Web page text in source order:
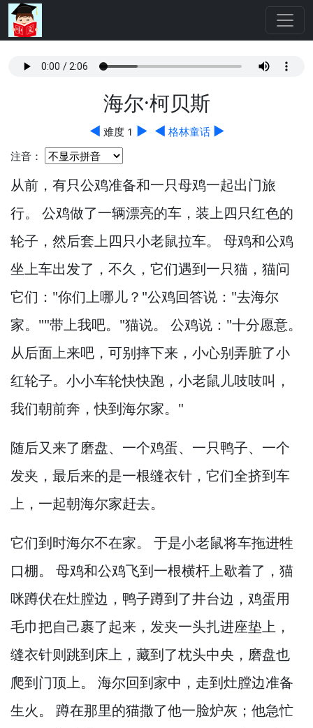
海尔·柯贝斯
◀ 难度 1 ▶ ◀ 格林童话 ▶
注音：
从前， 有只公鸡准备和一只母鸡一起出门旅
行。
公鸡做了一辆漂亮的车， 装上四只红色的
轮子， 然后套上四只小老鼠拉车。
母鸡和公鸡
坐上车出发了， 不久， 它们遇到一只猫， 猫问
它们："你们上哪儿？ "公鸡回答说："去海尔
家。 ""带上我吧。 "猫说。
公鸡说："十分愿意。
从后面上来吧， 可别摔下来， 小心别弄脏了小
红轮子。 小小车轮快快跑， 小老鼠儿吱吱叫，
我们朝前奔，快到海尔家。 "
随后又来了磨盘、一个鸡蛋、一只鸭子、一个
发夹， 最后来的是一根缝衣针， 它们全挤到车
上， 一起朝海尔家赶去。
它们到时海尔不在家。
于是小老鼠将车拖进牲
口棚。
母鸡和公鸡飞到一根横杆上歇着了， 猫
咪蹲伏在灶膛边， 鸭子蹲到了井台边， 鸡蛋用
毛巾把自己裹了起来， 发夹一头扎进座垫上，
缝衣针则跳到床上， 藏到了枕头中央， 磨盘也
爬到门顶上。
海尔回到家中， 走到灶膛边准备
生火。
蹲在那里的猫撒了他一脸炉灰；他急忙